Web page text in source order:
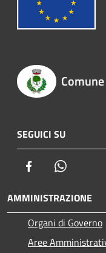
SEGUICI SU
Facebook
AMMINISTRAZIONE
Organi di Governo
Aree